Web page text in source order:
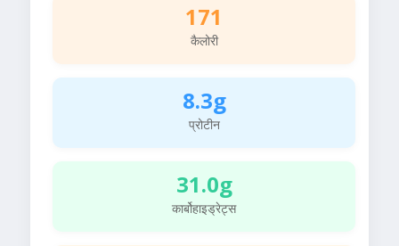
171
कैलोरी
8.3g
प्रोटीन
31.0g
कार्बोहाइड्रेट्स